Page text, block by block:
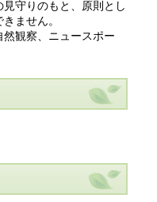
守りのもと、原則とし
ません。
観察、ニュースポー